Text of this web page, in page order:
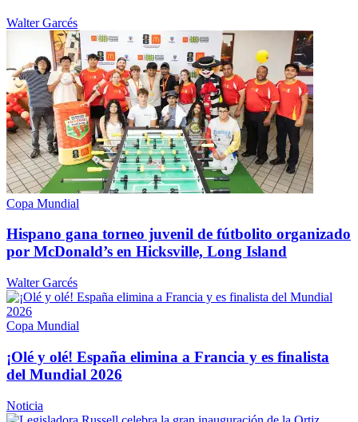
Walter Garcés
Copa Mundial
Hispano gana torneo juvenil de fútbolito organizado
por McDonald’s en Hicksville, Long Island
Walter Garcés
Copa Mundial
¡Olé y olé! España elimina a Francia y es finalista
del Mundial 2026
Noticia